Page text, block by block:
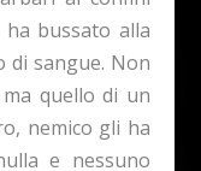
ha bussato alla
sangue. Non
quello di un
nemico gli ha
e nessuno